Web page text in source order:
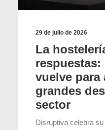
29 de julio de 2026
La
vuelve para
grandes
sector
Disruptiva celebra